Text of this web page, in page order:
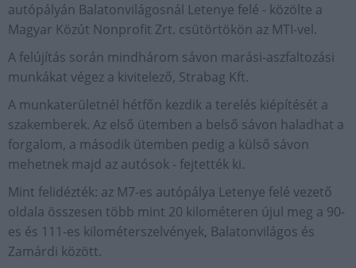
autópályán Balatonvilágosnál Letenye felé - közölte a
Magyar Közút Nonprofit Zrt. csütörtökön az MTI-vel.
A felújítás során mindhárom sávon marási-aszfaltozási
munkákat végez a kivitelező, Strabag Kft.
A munkaterületnél hétfőn kezdik a terelés kiépítését a
szakemberek. Az első ütemben a belső sávon haladhat a
forgalom, a második ütemben pedig a külső sávon
mehetnek majd az autósok - fejtették ki.
Mint felidézték: az M7-es autópálya Letenye felé vezető
oldala összesen több mint 20 kilométeren újul meg a 90-
es és 111-es kilométerszelvények, Balatonvilágos és
Zamárdi között.